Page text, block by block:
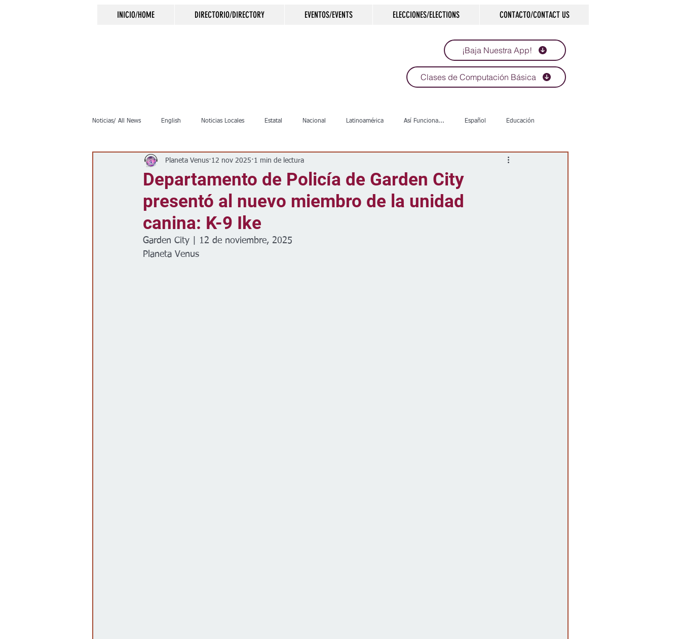
INICIO/HOME DIRECTORIO/DIRECTORY EVENTOS/EVENTS ELECCIONES/ELECTIONS CONTACTO/CONTACT US
¡Baja Nuestra App!
Clases de Computación Básica
Noticias/ All News English Noticias Locales Estatal Nacional Latinoamérica Así Funciona... Español Educación
Inmigración Crimen Negocios Salud Arte & Cultura
Clima Vivienda Escuelas Calles Desamparados Carreteras Comunidad
Espectáculos
Departamento de Policía de Garden City
presentó al nuevo miembro de la unidad
canina: K-9 Ike
Planeta Venus 12 nov 2025 1 min de lectura
Garden City | 12 de noviembre, 2025
Planeta Venus